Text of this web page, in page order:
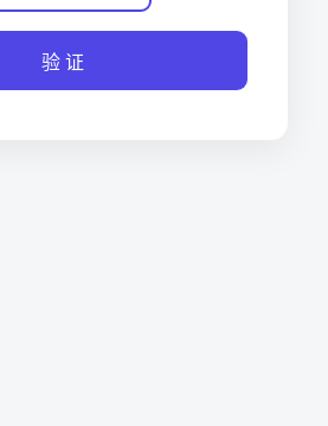
验 证